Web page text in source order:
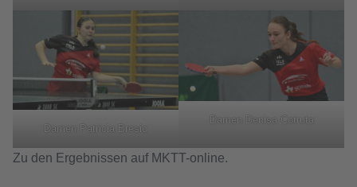
Damen Patricia Bresic
Damen Denisa Cotruta
Zu den Ergebnissen auf MKTT-online.